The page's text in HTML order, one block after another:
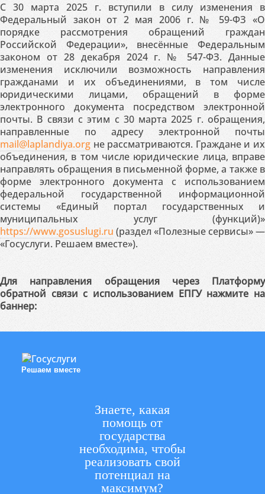
С 30 марта 2025 г. вступили в силу изменения в
Федеральный закон от 2 мая 2006 г. № 59-ФЗ «О
порядке рассмотрения обращений граждан
Российской Федерации», внесённые Федеральным
законом от 28 декабря 2024 г. № 547-ФЗ. Данные
изменения исключили возможность направления
гражданами и их объединениями, в том числе
юридическими лицами, обращений в форме
электронного документа посредством электронной
почты. В связи с этим с 30 марта 2025 г. обращения,
направленные по адресу электронной почты
mail@laplandiya.org не рассматриваются. Граждане и их
объединения, в том числе юридические лица, вправе
направлять обращения в письменной форме, а также в
форме электронного документа с использованием
федеральной государственной информационной
системы «Единый портал государственных и
муниципальных услуг (функций)»
https://www.gosuslugi.ru (раздел «Полезные сервисы» —
«Госуслуги. Решаем вместе»).
Для направления обращения через Платформу
обратной связи с использованием ЕПГУ нажмите на
баннер:
Решаем вместе
Знаете, какая
помощь от
государства
необходима, чтобы
реализовать свой
потенциал на
максимум?